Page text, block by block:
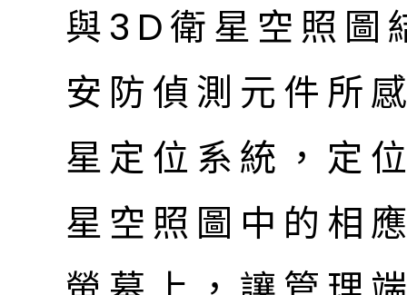
與3D衛星空照圖
安防偵測元件所
星定位系統，定
星空照圖中的相